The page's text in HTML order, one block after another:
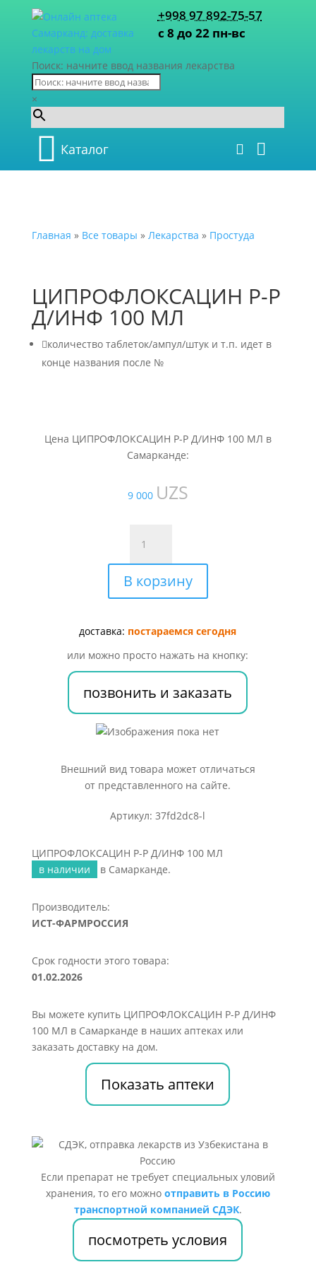
+998 97 892-75-57
с 8 до 22 пн-вс
Поиск: начните ввод названия лекарства
×
Каталог
Главная » Все товары » Лекарства » Простуда
ЦИПРОФЛОКСАЦИН Р-Р
Д/ИНФ 100 МЛ
количество таблеток/ампул/штук и т.п. идет в
конце названия после №
Цена ЦИПРОФЛОКСАЦИН Р-Р Д/ИНФ 100 МЛ в
Самарканде:
9 000 UZS
товара
ЦИПРОФЛОКСАЦИН
Р-
Р
ИНФ
МЛ
В корзину
доставка: постараемся сегодня
или можно просто нажать на кнопку:
позвонить и заказать
Внешний вид товара может отличаться
от представленного на сайте.
Артикул: 37fd2dc8-l
ЦИПРОФЛОКСАЦИН Р-Р Д/ИНФ 100 МЛ
в наличии
в Самарканде.
Производитель:
ИСТ-ФАРМРОССИЯ
Срок годности этого товара:
01.02.2026
Вы можете купить ЦИПРОФЛОКСАЦИН Р-Р Д/ИНФ
100 МЛ в Самарканде в наших аптеках или
заказать доставку на дом.
Показать аптеки
Если препарат не требует специальных уловий
хранения, то его можно отправить в Россию
транспортной компанией СДЭК.
посмотреть условия